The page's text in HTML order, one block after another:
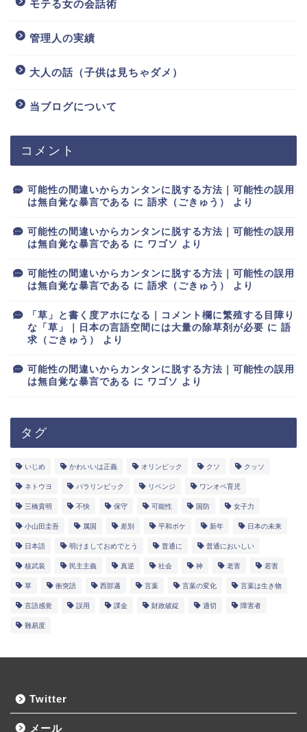
モテる女の会話術
管理人の実績
大人の話（子供は見ちゃダメ）
当ブログについて
コメント
可能性の間違いからカンタンに脱する方法｜可能性の誤用
は無自覚な暴言である に 語求（ごきゅう） より
可能性の間違いからカンタンに脱する方法｜可能性の誤用
は無自覚な暴言である に ワゴソ より
可能性の間違いからカンタンに脱する方法｜可能性の誤用
は無自覚な暴言である に 語求（ごきゅう） より
「草」と書く度アホになる｜コメント欄に繁殖する目障り
な「草」｜日本の言語空間には大量の除草剤が必要 に 語
求（ごきゅう）
より
可能性の間違いからカンタンに脱する方法｜可能性の誤用
は無自覚な暴言である に ワゴソ より
タグ
いじめ かわいいは正義 オリンピック クソ クッソ
ネトウヨ パラリンピック リベンジ ワンオペ育児
三橋貴明 不快 保守 可能性 国防 女子力
小山田圭吾 属国 差別 平和ボケ 新年 日本の未来
日本語 明けましておめでとう 普通に 普通においしい
核武装 民主主義 真逆 社会 神 老害 若害
草 衝突語 西部邁 言葉 言葉の変化 言葉は生き物
言語感覚 誤用 課金 財政破綻 適切 障害者
難易度
Twitter
メール